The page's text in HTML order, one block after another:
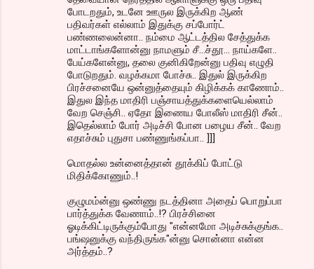
போடறதும், உடனே ஊருல இருக்கிற ஆண்
பதிவர்கள் எல்லாம் இதுக்கு சப்போர்ட்
பண்ணலைன்னா.. நம்மை ஆட்டத்தில சேத்துக்க
மாட்டாங்களோன்னு நாமளும் சீ…ச்தூ… நாய்களே..
பேய்களேன்னு, தலை குனிகிறேன்னு பதிவு எழுதி
போடுறதும். வழக்கமா போச்சு.. இதுல் இருக்கிற
பிரச்சனையே ஒன்னுத்தையும் கிழிக்கக் காணோம்..
இதுல இந்த மாதிரி பஞ்சாயத்துக்களையெல்லாம்
வேற செஞ்சி.. ஏதோ இணைய போலீஸ் மாதிரி சீன்..
இதெல்லாம் போர் அடிச்சி போன பழைய சீன்.. வேற
எதாச்சும் புதுசா பண்ணுங்கப்பா.. ]]]
மொதல்ல உன்னைத்தான் தூக்கிப் போட்டு
மிதிக்கோணும்..!
குழுமம்ன்னு ஒண்ணு நடத்தினா அதைப் பொறுப்பா
பார்த்துக்க வேணாம்..!? பிரச்சினை
ஓடிக்கிட்டிருக்கும்போது "என்னமோ அடிச்சுக்குங்க..
பங்ஷனுக்கு வந்திருங்க"ன்னு சொன்னா என்ன
அர்த்தம்..?